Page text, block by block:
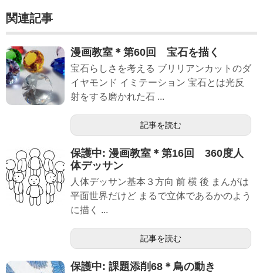
関連記事
漫画教室＊第60回 宝石を描く
宝石らしさを考える ブリリアンカットのダ
イヤモンド イミテーション 宝石とは光反
射をする磨かれた石 ...
記事を読む
保護中: 漫画教室＊第16回 360度人
体デッサン
人体デッサン基本３方向 前 横 後 まんがは
平面世界だけど まるで立体であるかのよう
に描く ...
記事を読む
保護中: 課題添削68＊鳥の動き